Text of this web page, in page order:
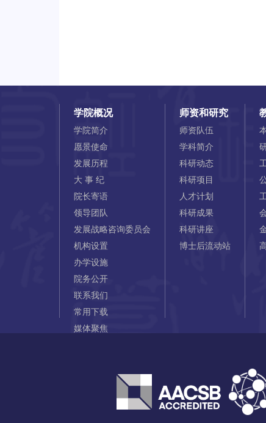
学院概况
学院简介
愿景使命
发展历程
大 事 纪
院长寄语
领导团队
发展战略咨询委员会
机构设置
办学设施
院务公开
联系我们
常用下载
媒体聚焦
师资和研究
师资队伍
学科简介
科研动态
科研项目
人才计划
科研成果
科研讲座
博士后流动站